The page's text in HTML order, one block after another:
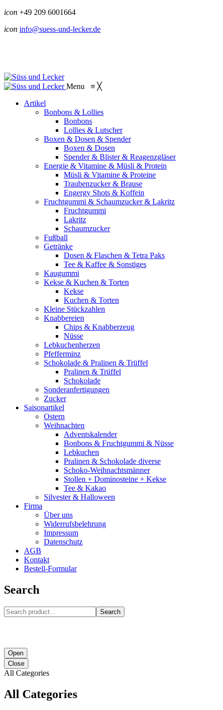
icon +49 209 6001664
icon info@suess-und-lecker.de
Menu ≡ ╳
Artikel
Bonbons & Lollies
Bonbons
Lollies & Lutscher
Boxen & Dosen & Spender
Boxen & Dosen
Spender & Blister & Reagenzgläser
Energie & Vitamine & Müsli & Protein
Müsli & Vitamine & Proteine
Traubenzucker & Brause
Engergy Shots & Koffein
Fruchtgummi & Schaumzucker & Lakritz
Fruchtgummi
Lakritz
Schaumzucker
Fußball
Getränke
Dosen & Flaschen & Tetra Paks
Tee & Kaffee & Sonstiges
Kaugummi
Kekse & Kuchen & Torten
Kekse
Kuchen & Torten
Kleine Stückzahlen
Knabbereien
Chips & Knabberzeug
Nüsse
Lebkuchenherzen
Pfefferminz
Schokolade & Pralinen & Trüffel
Pralinen & Trüffel
Schokolade
Sonderanfertigungen
Zucker
Saisonartikel
Ostern
Weihnachten
Adventskalender
Bonbons & Fruchtgummi & Nüsse
Lebkuchen
Pralinen & Schokolade diverse
Schoko-Weihnachtsmänner
Stollen + Dominosteine + Kekse
Tee & Kakao
Silvester & Halloween
Firma
Über uns
Widerrufsbelehrung
Impressum
Datenschutz
AGB
Kontakt
Bestell-Formular
Search
Search
Open
Close
All Categories
All Categories